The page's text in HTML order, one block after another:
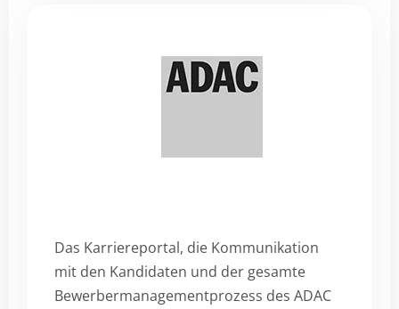
Das Karriereportal, die Kommunikation
mit den Kandidaten und der gesamte
Bewerbermanagementprozess des ADAC